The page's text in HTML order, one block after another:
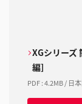
XGシリーズ
編]
PDF:4.2MB/ 日